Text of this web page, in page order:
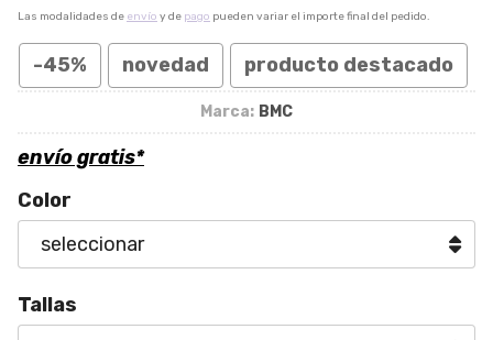
Las modalidades de envío y de pago pueden variar el importe final del pedido.
-45% novedad producto destacado
Marca: BMC
envío gratis*
Color
Tallas